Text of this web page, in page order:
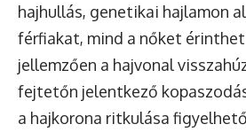
hajhullás, genetikai hajlamon
férfiakat, mind a nőket
jellemzően a hajvonal
fejtetőn jelentkező
a hajkorona ritkulása